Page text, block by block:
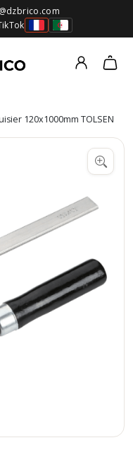
120x1000mm TOLSEN